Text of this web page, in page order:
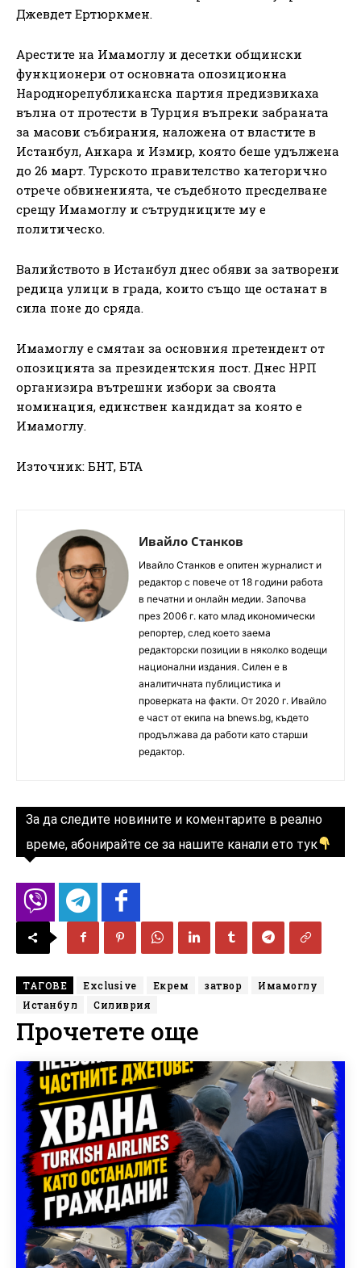
Джевдет Ертюркмен.
Арестите на Имамоглу и десетки общински
функционери от основната опозиционна
Народнорепубликанска партия предизвикаха
вълна от протести в Турция въпреки забраната
за масови събирания, наложена от властите в
Истанбул, Анкара и Измир, която беше удължена
до 26 март. Турското правителство категорично
отрече обвиненията, че съдебното пресделване
срещу Имамоглу и сътрудниците му е
политическо.
Валийството в Истанбул днес обяви за затворени
редица улици в града, които също ще останат в
сила поне до сряда.
Имамоглу е смятан за основния претендент от
опозицията за президентския пост. Днес НРП
организира вътрешни избори за своята
номинация, единствен кандидат за която е
Имамоглу.
Източник: БНТ, БТА
Ивайло Станков
Ивайло Станков е опитен журналист и
редактор с повече от 18 години работа
в печатни и онлайн медии. Започва
през 2006 г. като млад икономически
репортер, след което заема
редакторски позиции в няколко водещи
национални издания. Силен е в
аналитичната публицистика и
проверката на факти. От 2020 г. Ивайло
е част от екипа на bnews.bg, където
продължава да работи като старши
редактор.
За да следите новините и коментарите в реално
време, абонирайте се за нашите канали ето тук
ТАГОВЕ Exclusive Екрем затвор
Имамоглу
Истанбул
Силиврия
Прочетете още